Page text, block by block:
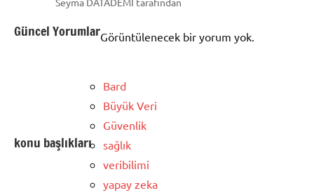
Güncel YorumlarGörüntülenecek bir yorum yok.
konu başlıkları
Bard
Büyük Veri
Güvenlik
sağlık
veribilimi
yapay zeka